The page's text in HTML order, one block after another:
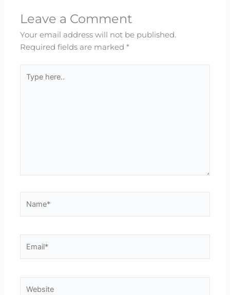
Leave a Comment
Your email address will not be published.
Required fields are marked*
here..